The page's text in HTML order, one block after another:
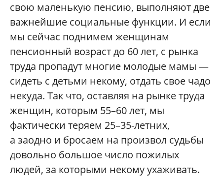
свою маленькую пенсию, выполняют две
важнейшие социальные функции. И если
мы сейчас поднимем женщинам
пенсионный возраст до 60 лет, с рынка
труда пропадут многие молодые мамы —
сидеть с детьми некому, отдать свое чадо
некуда. Так что, оставляя на рынке труда
женщин, которым 55–60 лет, мы
фактически теряем 25–35-летних,
а заодно и бросаем на произвол судьбы
довольно большое число пожилых
людей, за которыми некому ухаживать.